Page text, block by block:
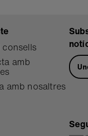
consells
amb
amb nosaltres